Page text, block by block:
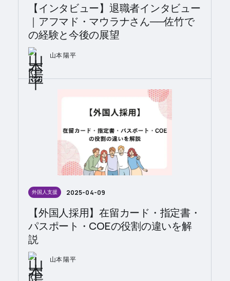
【インタビュー】退職者インタビュー
｜アフマド・マウラナさん──佐竹で
の経験と今後の展望
山本 陽平
外国人支援 2025-04-09
【外国人採用】在留カード・指定書・
パスポート・COEの役割の違いを解
説
山本 陽平